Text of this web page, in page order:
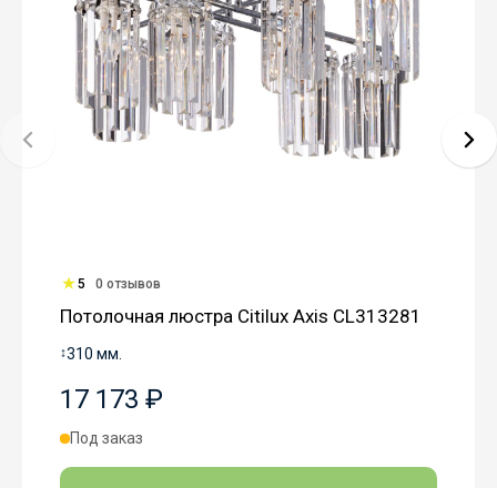
5 0 отзывов
Потолочная люстра Citilux Axis CL313281
↕310 мм.
17 173 ₽
Под заказ